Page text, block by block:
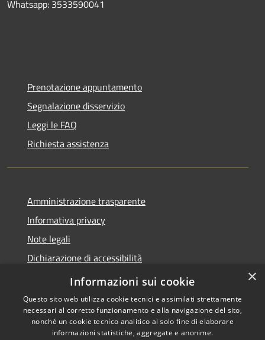
Whatsapp: 3533590041
Prenotazione appuntamento
Segnalazione disservizio
Leggi le FAQ
Richiesta assistenza
Amministrazione trasparente
Informativa privacy
Note legali
Dichiarazione di accessibilità
Statistiche Web
Copyright © 2026 • Comune di
×
Informazioni sui cookie
Questo sito web utilizza cookie tecnici e assimilati strettamente
necessari al corretto funzionamento e alla navigazione del sito,
nonché un cookie tecnico analitico al solo fine di elaborare
informazioni statistiche, aggregate e anonime.